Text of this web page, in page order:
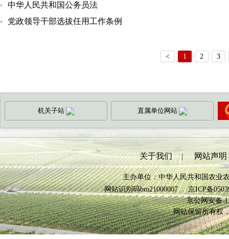
中华人民共和国公务员法
党政领导干部选拔任用工作条例
< 1 2 3
机关子站 直属单位网站
关于我们 | 网站声明
主办单位：中华人民共和国农业
网站识别码bm21000007京ICP备
京公网安备
网站保留所有权